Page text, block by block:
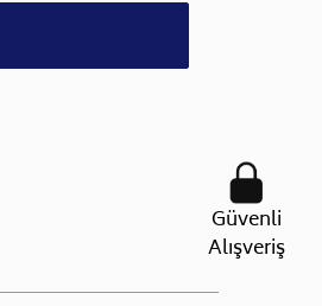
Güvenli
Alışveriş